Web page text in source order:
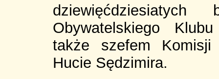
Obywatelskiego
także szefem Komisji
Hucie Sędzimira.